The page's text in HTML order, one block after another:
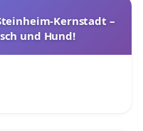
Kernstadt –
und Hund!